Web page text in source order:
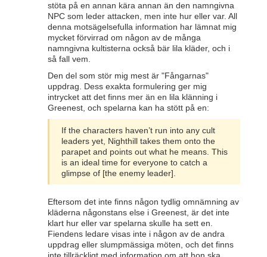
stöta på en annan kära annan än den namngivna
NPC som leder attacken, men inte hur eller var. All
denna motsägelsefulla information har lämnat mig
mycket förvirrad om någon av de många
namngivna kultisterna också bär lila kläder, och i
så fall vem.
Den del som stör mig mest är "Fångarnas"
uppdrag. Dess exakta formulering ger mig
intrycket att det finns mer än en lila klänning i
Greenest, och spelarna kan ha stött på en:
If the characters haven’t run into any cult
leaders yet, Nighthill takes them onto the
parapet and points out what he means. This
is an ideal time for everyone to catch a
glimpse of [the enemy leader].
Eftersom det inte finns någon tydlig omnämning av
kläderna någonstans else i Greenest, är det inte
klart hur eller var spelarna skulle ha sett en.
Fiendens ledare visas inte i någon av de andra
uppdrag eller slumpmässiga möten, och det finns